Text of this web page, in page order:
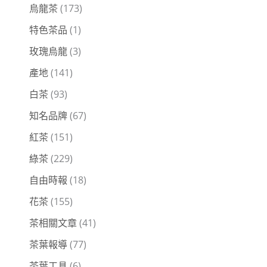
烏龍茶 (173)
特色茶品 (1)
玫瑰烏龍(3)
產地(141)
白茶 (93)
知名品牌(67)
紅茶 (151)
綠茶 (229)
自由時報 (18)
花茶 (155)
茶相關文章(41)
茶葉報導(77)